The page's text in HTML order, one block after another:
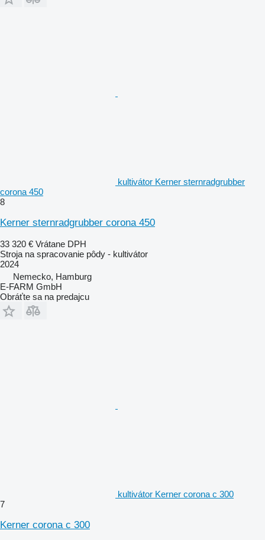
kultivátor Kerner sternradgrubber
corona 450
8
Kerner sternradgrubber corona 450
33 320 € Vrátane DPH
Stroja na spracovanie pôdy - kultivátor
2024
Nemecko, Hamburg
E-FARM GmbH
Obráťte sa na predajcu
kultivátor Kerner corona c 300
7
Kerner corona c 300